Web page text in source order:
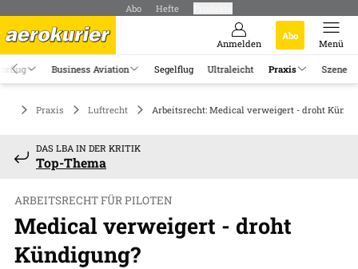
Abo Hefte
Anmelden
Abo
Menü
Business Aviation Segelflug Ultraleicht Praxis Szene
Praxis Luftrecht Arbeitsrecht: Medical verweigert - droht
DAS LBA IN DER KRITIK
Top-Thema
ARBEITSRECHT FÜR PILOTEN
Medical verweigert - droht
Kündigung?